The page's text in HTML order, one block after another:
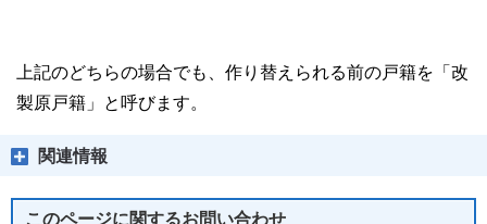
上記のどちらの場合でも、作り替えられる前の戸籍を「改
製原戸籍」と呼びます。
関連情報
このページに関するお問い合わせ